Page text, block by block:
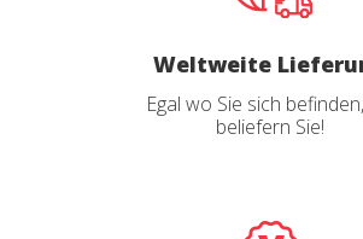
Weltweite
Egal wo Sie sich
beliefern Sie!